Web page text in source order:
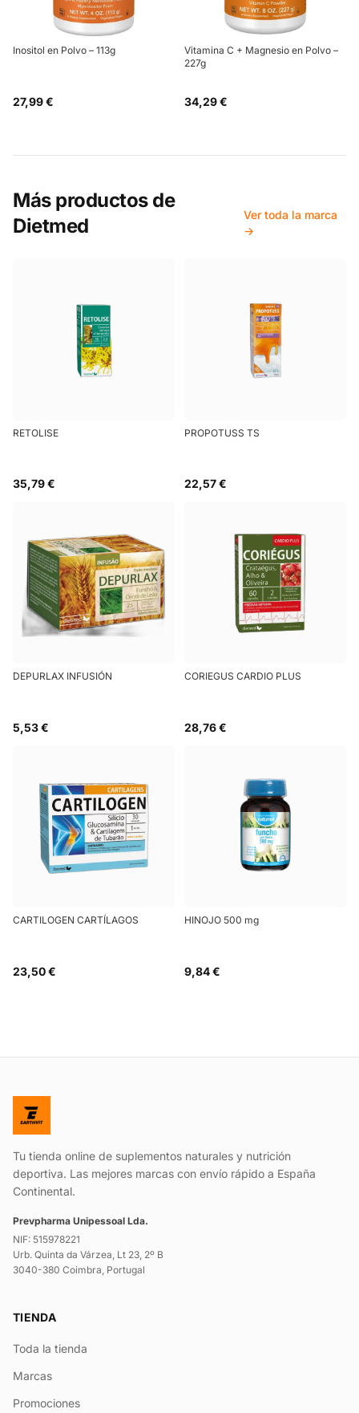
Inositol en Polvo – 113g
27,99 €
Vitamina C + Magnesio en Polvo –
227g
34,29 €
Más productos de
Dietmed
Ver toda la marca
→
RETOLISE
35,79 €
PROPOTUSS TS
22,57 €
DEPURLAX INFUSIÓN
5,53 €
CORIEGUS CARDIO PLUS
28,76 €
CARTILOGEN CARTÍLAGOS
23,50 €
HINOJO 500 mg
9,84 €
Tu tienda online de suplementos naturales y nutrición
deportiva. Las mejores marcas con envío rápido a España
Continental.
Prevpharma Unipessoal Lda.
NIF: 515978221
Urb. Quinta da Várzea, Lt 23, 2º B
3040-380 Coimbra, Portugal
TIENDA
Toda la tienda
Marcas
Promociones